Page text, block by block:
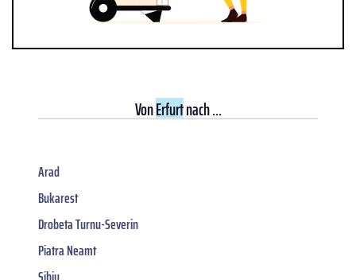
VonErfurtnach ...
Arad
Bukarest
Drobeta Turnu-Severin
Piatra Neamt